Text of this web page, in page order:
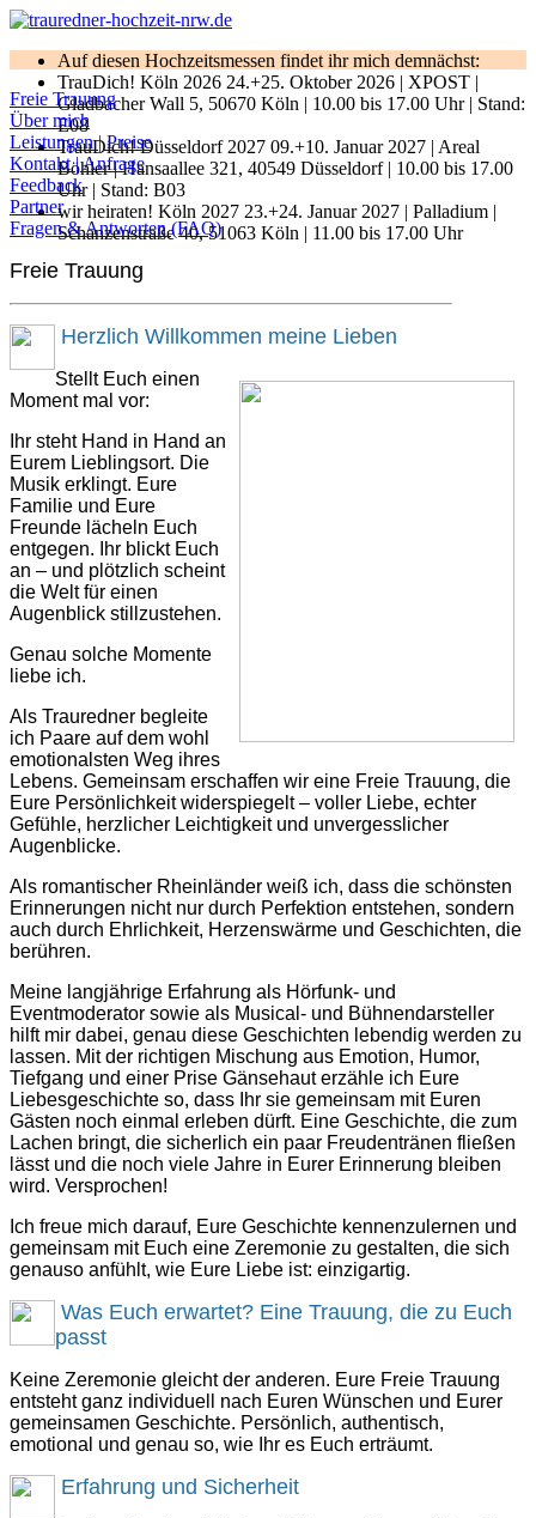
Auf diesen Hochzeitsmessen findet ihr mich demnächst:
TrauDich! Köln 2026 24.+25. Oktober 2026 | XPOST |
Gladbacher Wall 5, 50670 Köln | 10.00 bis 17.00 Uhr | Stand:
E08
TrauDich! Düsseldorf 2027 09.+10. Januar 2027 | Areal
Böhler | Hansaallee 321, 40549 Düsseldorf | 10.00 bis 17.00
Uhr | Stand: B03
wir heiraten! Köln 2027 23.+24. Januar 2027 | Palladium |
Schanzenstraße 40, 51063 Köln | 11.00 bis 17.00 Uhr
Freie Trauung
Über mich
Leistungen | Preise
Kontakt | Anfrage
Feedback
Partner
Fragen & Antworten (FAQ)
Freie Trauung
Herzlich Willkommen meine Lieben
Stellt Euch einen
Moment mal vor:
Ihr steht Hand in Hand an
Eurem Lieblingsort. Die
Musik erklingt. Eure
Familie und Eure
Freunde lächeln Euch
entgegen. Ihr blickt Euch
an – und plötzlich scheint
die Welt für einen
Augenblick stillzustehen.
Genau solche Momente
liebe ich.
Als Trauredner begleite
ich Paare auf dem wohl
emotionalsten Weg ihres
Lebens. Gemeinsam erschaffen wir eine Freie Trauung, die
Eure Persönlichkeit widerspiegelt – voller Liebe, echter
Gefühle, herzlicher Leichtigkeit und unvergesslicher
Augenblicke.
Als romantischer Rheinländer weiß ich, dass die schönsten
Erinnerungen nicht nur durch Perfektion entstehen, sondern
auch durch Ehrlichkeit, Herzenswärme und Geschichten, die
berühren.
Meine langjährige Erfahrung als Hörfunk- und
Eventmoderator sowie als Musical- und Bühnendarsteller
hilft mir dabei, genau diese Geschichten lebendig werden zu
lassen. Mit der richtigen Mischung aus Emotion, Humor,
Tiefgang und einer Prise Gänsehaut erzähle ich Eure
Liebesgeschichte so, dass Ihr sie gemeinsam mit Euren
Gästen noch einmal erleben dürft. Eine Geschichte, die zum
Lachen bringt, die sicherlich ein paar Freudentränen fließen
lässt und die noch viele Jahre in Eurer Erinnerung bleiben
wird. Versprochen!
Ich freue mich darauf, Eure Geschichte kennenzulernen und
gemeinsam mit Euch eine Zeremonie zu gestalten, die sich
genauso anfühlt, wie Eure Liebe ist: einzigartig.
Was Euch erwartet? Eine Trauung, die zu Euch
passt
Keine Zeremonie gleicht der anderen. Eure Freie Trauung
entsteht ganz individuell nach Euren Wünschen und Eurer
gemeinsamen Geschichte. Persönlich, authentisch,
emotional und genau so, wie Ihr es Euch erträumt.
Erfahrung und Sicherheit